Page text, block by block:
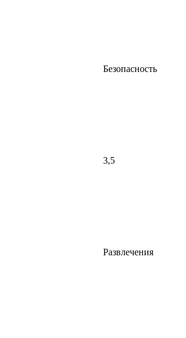
Безопасность
3,5
Развлечения